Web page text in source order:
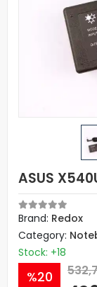
ASUS
Brand: Redox
Category:
Stock: +18
%20